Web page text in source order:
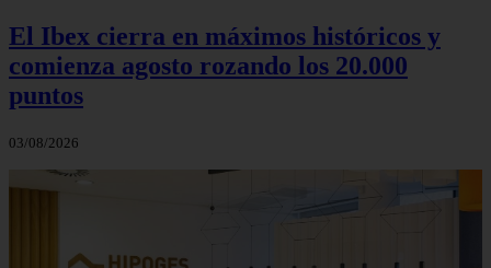
El Ibex cierra en máximos históricos y
comienza agosto rozando los 20.000
puntos
03/08/2026